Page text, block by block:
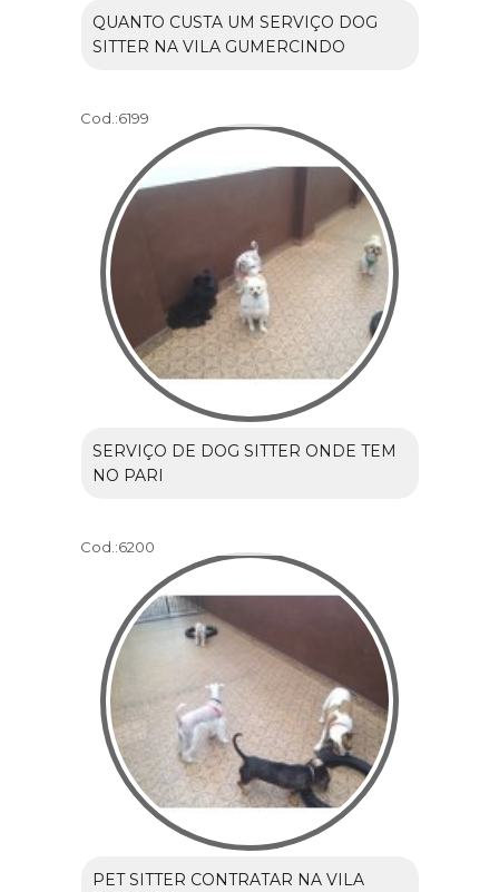
QUANTO CUSTA UM SERVIÇO DOG
SITTER NA VILA GUMERCINDO
Cod.:6199
SERVIÇO DE DOG SITTER ONDE TEM
NO PARI
Cod.:6200
PET SITTER CONTRATAR NA VILA